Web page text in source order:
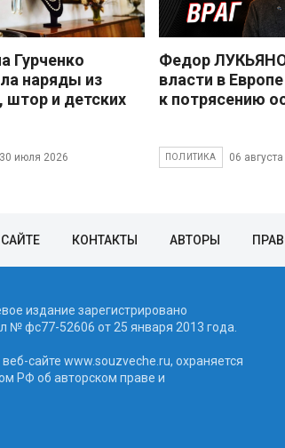
Гурченко
наряды из
штор и детских
30 июля 2026
Федор
власти в
к потрясению
ПОЛИТИКА 06
КОНТАКТЫ АВТОРЫ
издание зарегистрировано
№ фc77-52606 от 25 января 2013 года.
сайте www.souzveche.ru, охраняется
РФ об авторском праве и